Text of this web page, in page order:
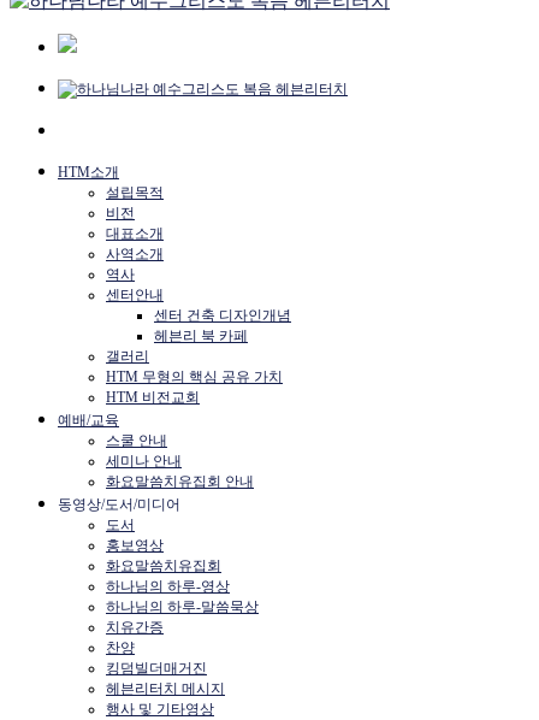
HTM소개
설립목적
비전
대표소개
사역소개
역사
센터안내
센터 건축 디자인개념
헤븐리 북 카페
갤러리
HTM 무형의 핵심 공유 가치
HTM 비전교회
예배/교육
스쿨 안내
세미나 안내
화요말씀치유집회 안내
동영상/도서/미디어
도서
홍보영상
화요말씀치유집회
하나님의 하루-영상
하나님의 하루-말씀묵상
치유간증
찬양
킹덤빌더매거진
헤븐리터치 메시지
행사 및 기타영상